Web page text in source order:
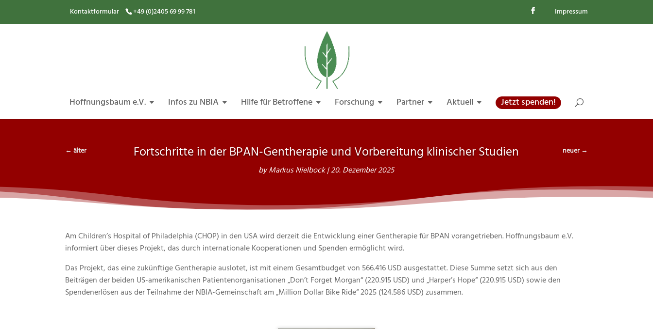
Kontaktformular +49 (0)2405 69 99 781 Impressum
Hoffnungsbaum e.V. Infos zu NBIA Hilfe für Betroffene Forschung Partner Aktuell Jetzt spenden!
←älter neuer→
Fortschritte in der BPAN-Gentherapie und Vorbereitung klinischer Studien
byMarkus Nielbock|20. Dezember 2025
Am Children’s Hospital of Philadelphia (CHOP) in den USA wird derzeit die Entwicklung einer Gentherapie für BPAN vorangetrieben. Hoffnungsbaum e.V.
informiert über dieses Projekt, das durch internationale Kooperationen und Spenden ermöglicht wird.
Das Projekt, das eine zukünftige Gentherapie auslotet, ist mit einem Gesamtbudget von 566.416 USD ausgestattet. Diese Summe setzt sich aus den
Beiträgen der beiden US-amerikanischen Patientenorganisationen „Don’t Forget Morgan“ (220.915 USD) und „Harper’s Hope“ (220.915 USD) sowie den
Spendenerlösen aus der Teilnahme der NBIA-Gemeinschaft am „Million Dollar Bike Ride“ 2025 (124.586 USD) zusammen.